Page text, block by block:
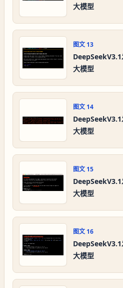
大模型
图文 13
大模型
图文 14
大模型
图文 15
大模型
图文 16
大模型